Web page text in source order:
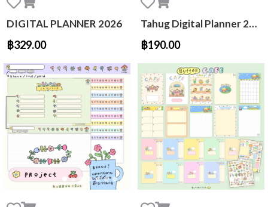
DIGITAL PLANNER 2026
฿329.00
Tahug Digital Planner 2024
฿190.00